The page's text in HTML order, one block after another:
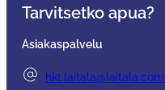
Tarvitsetko apua?
Asiakaspalvelu
hkt.laitala@laitala.com